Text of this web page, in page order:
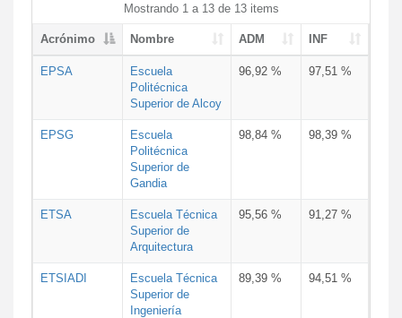
Mostrando 1 a 13 de 13 items
Acrónimo Nombre ADM INF
EPSA
Escuela
Politécnica
Superior de Alcoy
96,92 % 97,51 %
EPSG
Escuela
Politécnica
Superior de
Gandia
98,84 % 98,39 %
ETSA
Escuela Técnica
Superior de
Arquitectura
95,56 % 91,27 %
ETSIADI
Escuela Técnica
Superior de
Ingeniería
89,39 % 94,51 %